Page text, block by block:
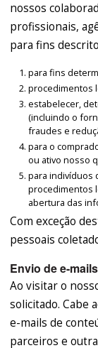
nossos
profissionais,
para fins
para fins
procedimentos
estabelecer,
(incluindo o
fraudes e
para o
ou ativo nosso
para indivíduos
procedimentos
abertura das
Com exceção
pessoais
Envio de e-mails
Ao visitar o
solicitado. Cabe
e-mails de
parceiros e